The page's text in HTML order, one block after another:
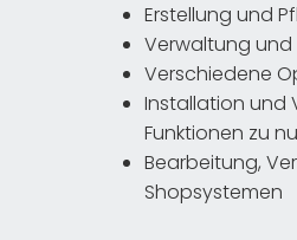
Erstellung und
Verwaltung und
Verschiedene
Installation und
Funktionen zu
Bearbeitung,
Shopsystemen